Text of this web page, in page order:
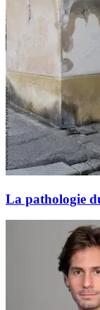
La pathologie